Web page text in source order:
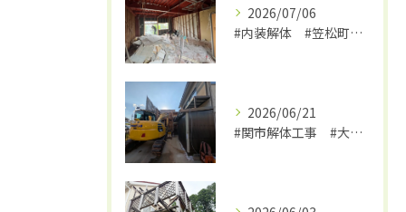
2026/07/06
#内装解体 #笠松町解体工事 #大福
2026/06/21
#関市解体工事 #大福